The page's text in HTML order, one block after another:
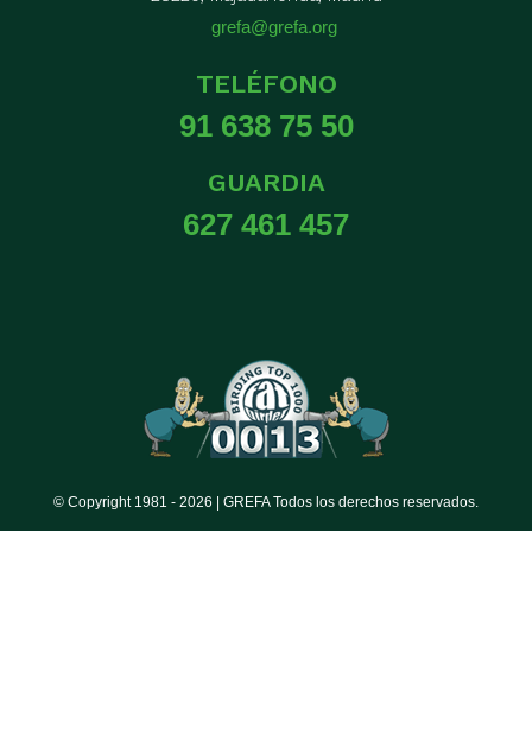
grefa@grefa.org
TELÉFONO
91 638 75 50
GUARDIA
627 461 457
© Copyright 1981 - 2026 | GREFA Todos los derechos reservados.